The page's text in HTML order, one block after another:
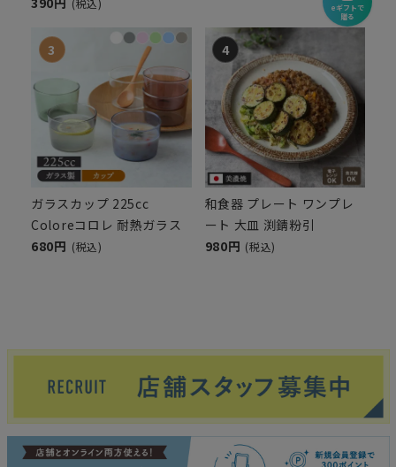
ガラスカップ 225cc
Coloreコロレ 耐熱ガラス
680円 (税込)
和食器 プレート ワンプレ
ート 大皿 渕錆粉引
980円 (税込)
eギフトで
贈る